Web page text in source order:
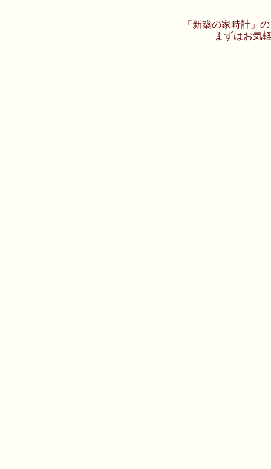
「新築の家時計」
まずはお気